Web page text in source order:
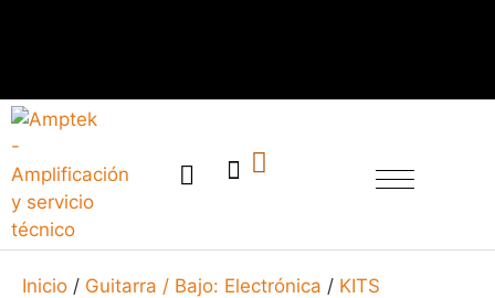
Inicio / Guitarra / Bajo: Electrónica / KITS